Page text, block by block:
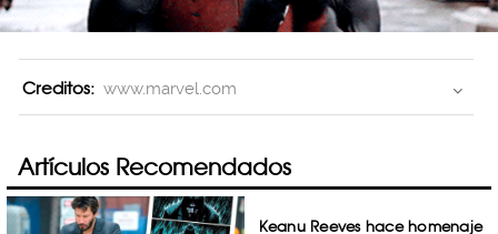
Creditos: www.marvel.com
Artículos Recomendados
Keanu Reeves hace homenaje